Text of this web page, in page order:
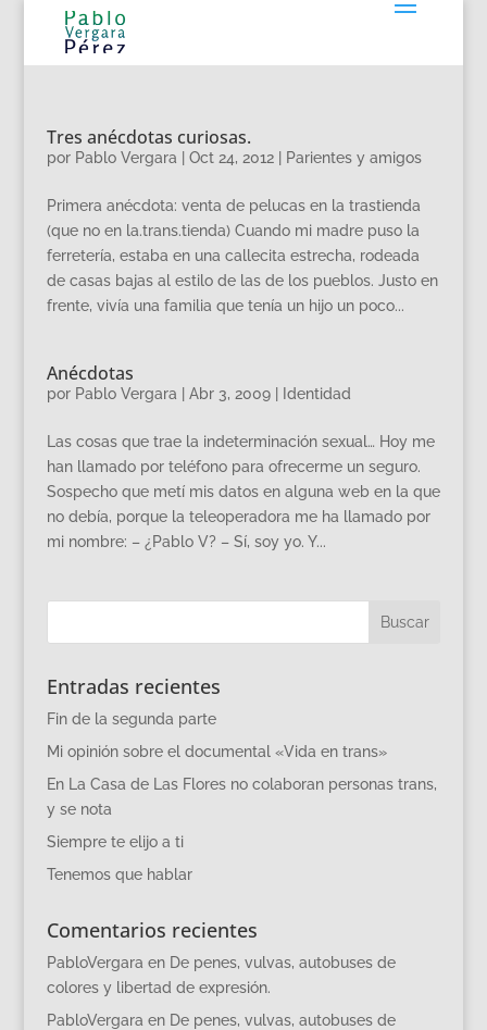
Tres anécdotas curiosas.
por Pablo Vergara Oct 24, 2012| Parientes y amigos
Primera anécdota: venta de pelucas en la trastienda
(que no en la.trans.tienda) Cuando mi madre puso la
ferretería, estaba en una callecita estrecha, rodeada
de casas bajas al estilo de las de los pueblos. Justo en
frente, vivía una familia que tenía un hijo un poco...
Anécdotas
por Pablo Vergara Abr 3, 2009| Identidad
Las cosas que trae la indeterminación sexual… Hoy me
han llamado por teléfono para ofrecerme un seguro.
Sospecho que metí mis datos en alguna web en la que
no debía, porque la teleoperadora me ha llamado por
mi nombre: – ¿Pablo V? – Sí, soy yo. Y...
Entradas recientes
Fin de la segunda parte
Mi opinión sobre el documental «Vida en trans»
En La Casa de Las Flores no colaboran personas trans,
y se nota
Siempre te elijo a ti
Tenemos que hablar
Comentarios recientes
PabloVergara en De penes, vulvas, autobuses de
colores y libertad de expresión.
PabloVergara en De penes, vulvas, autobuses de